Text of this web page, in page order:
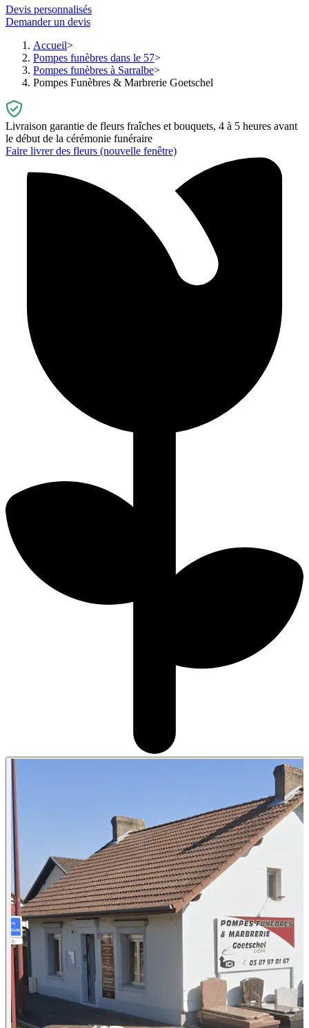
Devis personnalisés
Demander un devis
Accueil
Pompes funèbres dans le 57
Pompes funèbres à Sarralbe
Pompes Funèbres & Marbrerie Goetschel
Livraison garantie de fleurs fraîches et bouquets, 4 à 5 heures avant
le début de la cérémonie funéraire
Faire livrer des fleurs (nouvelle fenêtre)